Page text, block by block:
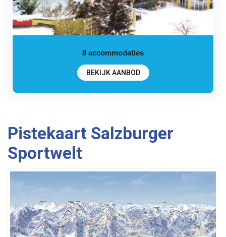
8 accommodaties
BEKIJK AANBOD
Pistekaart Salzburger
Sportwelt